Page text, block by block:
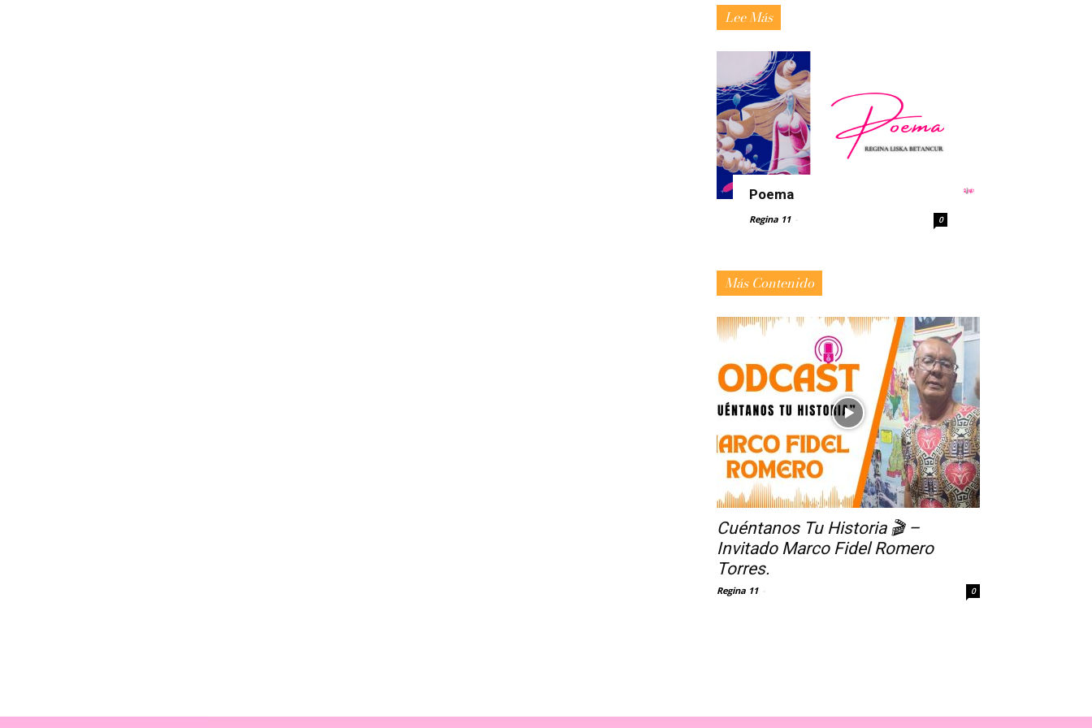
Lee Más
Poema
Regina 11 0
Más Contenido
Cuéntanos Tu Historia 🎬 –
Invitado Marco Fidel Romero
Torres.
Regina 11 0